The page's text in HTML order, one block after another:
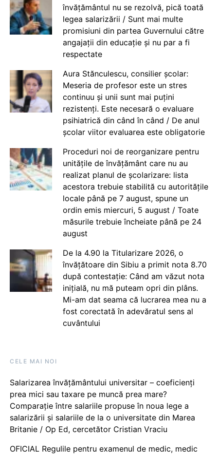
învățământul nu se rezolvă, pică toată
legea salarizării / Sunt mai multe
promisiuni din partea Guvernului către
angajații din educație și nu par a fi
respectate
Aura Stănculescu, consilier școlar:
Meseria de profesor este un stres
continuu și unii sunt mai puțini
rezistenți. Este necesară o evaluare
psihiatrică din când în când / De anul
școlar viitor evaluarea este obligatorie
Proceduri noi de reorganizare pentru
unitățile de învățământ care nu au
realizat planul de școlarizare: lista
acestora trebuie stabilită cu autoritățile
locale până pe 7 august, spune un
ordin emis miercuri, 5 august / Toate
măsurile trebuie încheiate până pe 24
august
De la 4.90 la Titularizare 2026, o
învățătoare din Sibiu a primit nota 8.70
după contestație: Când am văzut nota
inițială, nu mă puteam opri din plâns.
Mi-am dat seama că lucrarea mea nu a
fost corectată în adevăratul sens al
cuvântului
CELE MAI NOI
Salarizarea învățământului universitar – coeficienți
prea mici sau taxare pe muncă prea mare?
Comparație între salariile propuse în noua lege a
salarizării și salariile de la o universitate din Marea
Britanie / Op Ed, cercetător Cristian Vraciu
OFICIAL Regulile pentru examenul de medic, medic